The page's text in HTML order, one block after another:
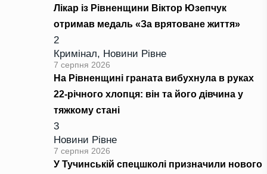
Лікар із Рівненщини Віктор Юзепчук
отримав медаль «За врятоване життя»
2
Кримінал, Новини Рівне
7 серпня 2026
На Рівненщині граната вибухнула в руках
22-річного хлопця: він та його дівчина у
тяжкому стані
3
Новини Рівне
7 серпня 2026
У Тучинській спецшколі призначили нового